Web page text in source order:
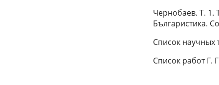
Чернобаев. Т. 1.
Българистика.
Список научных
Список работ Г.